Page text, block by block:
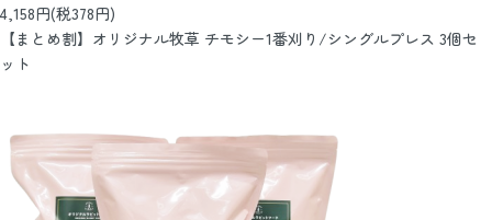
4,158円(税378円)
【まとめ割】オリジナル牧草 チモシー1番刈り/シングルプレス 3個セ
ット